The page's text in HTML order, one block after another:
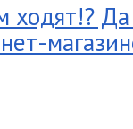
ходят!?